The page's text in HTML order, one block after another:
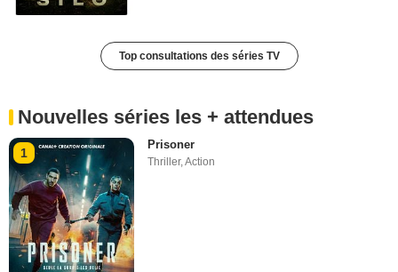
Top consultations des séries TV
Nouvelles séries les + attendues
1
Prisoner
Thriller,Action